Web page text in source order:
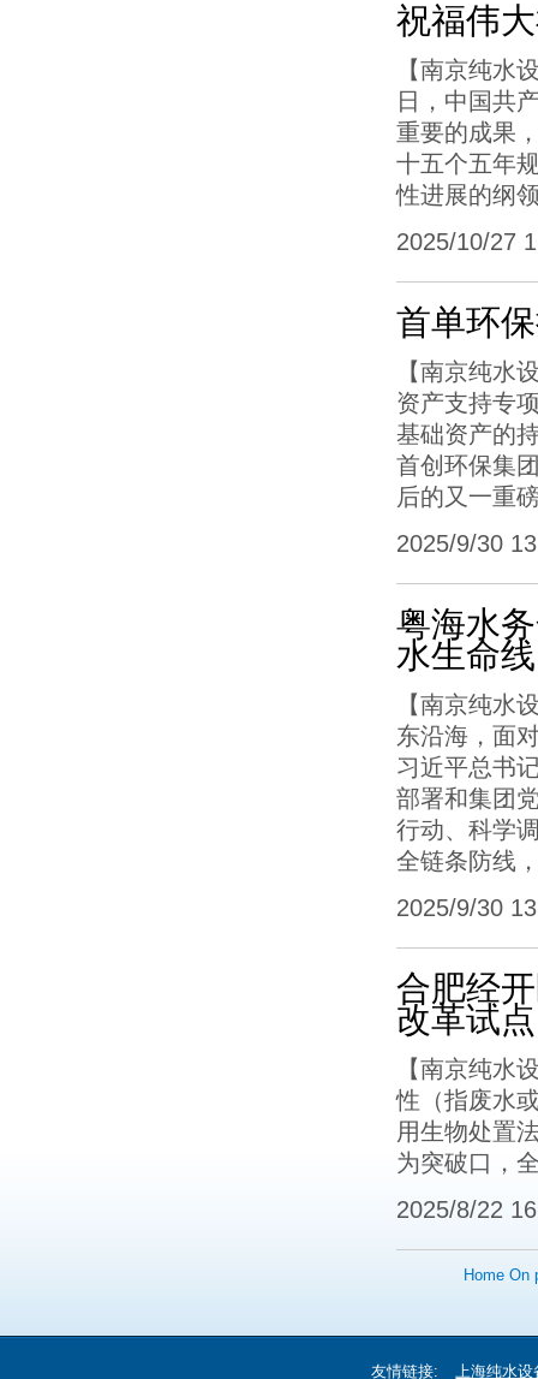
祝福伟
【南京纯水
日，中国共
重要的成果
十五个五年
性进展的纲
2025/10/27
首单环
【南京纯水
资产支持专
基础资产的
首创环保集
后的又一重
2025/9/30
粤海水
水生命
【南京纯水
东沿海，面
习近平总书
部署和集团
行动、科学
全链条防线
2025/9/30
合肥经
改革试点
【南京纯水
性（指废水
用生物处置
为突破口，
2025/8/22
Home On
友情链接: 上海纯水设